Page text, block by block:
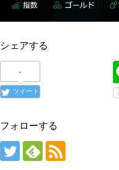
シェアする
-
ツイート
フォローする